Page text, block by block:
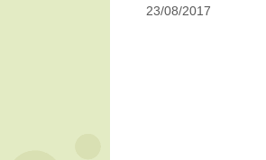
23/08/2017